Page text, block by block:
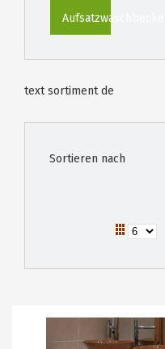
Aufsatzwaschbecken
text sortiment de
Sortieren nach